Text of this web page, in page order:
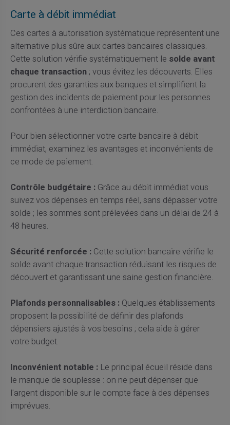
Carte à débit immédiat
Ces cartes à autorisation systématique représentent une
alternative plus sûre aux cartes bancaires classiques.
Cette solution vérifie systématiquement le solde avant
chaque transaction; vous évitez les découverts. Elles
procurent des garanties aux banques et simplifient la
gestion des incidents de paiement pour les personnes
confrontées à une interdiction bancaire.
Pour bien sélectionner votre carte bancaire à débit
immédiat, examinez les avantages et inconvénients de
ce mode de paiement.
Contrôle budgétaire :Grâce au débit immédiat vous
suivez vos dépenses en temps réel, sans dépasser votre
solde ; les sommes sont prélevées dans un délai de 24 à
48 heures.
Sécurité renforcée :Cette solution bancaire vérifie le
solde avant chaque transaction réduisant les risques de
découvert et garantissant une saine gestion financière.
Plafonds personnalisables :Quelques établissements
proposent la possibilité de définir des plafonds
dépensiers ajustés à vos besoins ; cela aide à gérer
votre budget.
Inconvénient notable :Le principal écueil réside dans
le manque de souplesse : on ne peut dépenser que
l'argent disponible sur le compte face à des dépenses
imprévues.